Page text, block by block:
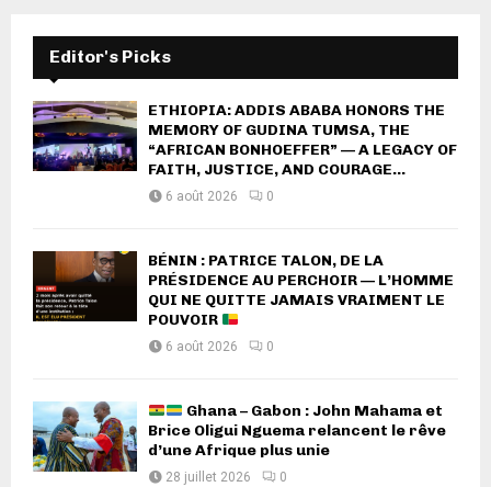
Editor's Picks
ETHIOPIA: ADDIS ABABA HONORS THE
MEMORY OF GUDINA TUMSA, THE
“AFRICAN BONHOEFFER” — A LEGACY OF
FAITH, JUSTICE, AND COURAGE...
6 août 2026 0
BÉNIN : PATRICE TALON, DE LA
PRÉSIDENCE AU PERCHOIR — L’HOMME
QUI NE QUITTE JAMAIS VRAIMENT LE
POUVOIR
6 août 2026 0
Ghana – Gabon : John Mahama et
Brice Oligui Nguema relancent le rêve
d’une Afrique plus unie
28 juillet 2026 0